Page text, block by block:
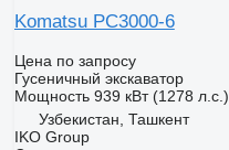
Komatsu PC3000-6
Цена по запросу
Гусеничный экскаватор
Мощность 939 кВт (1278 л.с.)
Узбекистан, Ташкент
IKO Group